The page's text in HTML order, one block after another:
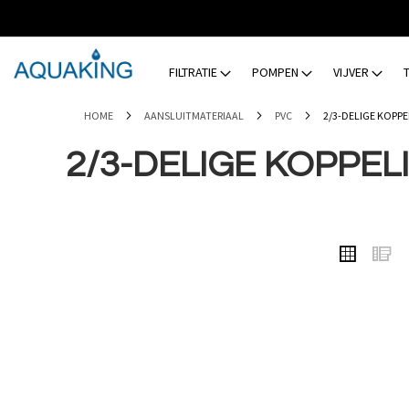
NAAR
INHOUD
FILTRATIE POMPEN VIJVER
HOME AANSLUITMATERIAAL PVC 2/3-DELIGE
2/3-DELIGE
TONEN
ALS
Foto-